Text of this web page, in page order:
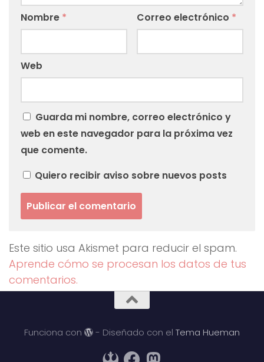
Nombre * Correo electrónico *
Web
Guarda mi nombre, correo electrónico y
web en este navegador para la próxima vez
que comente.
Quiero recibir aviso sobre nuevos posts
Este sitio usa Akismet para reducir el spam.
Aprende cómo se procesan los datos de tus
comentarios.
Funciona con - Diseñado con el Tema Hueman